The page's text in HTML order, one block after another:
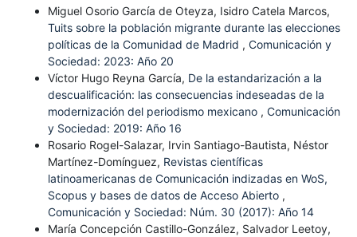
Miguel Osorio García de Oteyza, Isidro Catela Marcos,
Tuits sobre la población migrante durante las elecciones
políticas de la Comunidad de Madrid , Comunicación y
Sociedad: 2023: Año 20
Víctor Hugo Reyna García, De la estandarización a la
descualificación: las consecuencias indeseadas de la
modernización del periodismo mexicano , Comunicación
y Sociedad: 2019: Año 16
Rosario Rogel-Salazar, Irvin Santiago-Bautista, Néstor
Martínez-Domínguez, Revistas científicas
latinoamericanas de Comunicación indizadas en WoS,
Scopus y bases de datos de Acceso Abierto ,
Comunicación y Sociedad: Núm. 30 (2017): Año 14
María Concepción Castillo-González, Salvador Leetoy,